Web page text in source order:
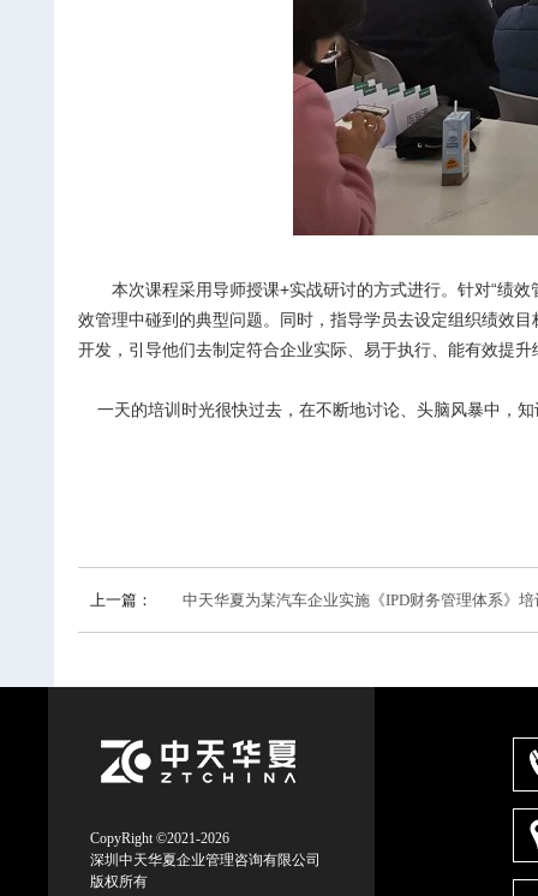
本次课程采用导师授课+实战研讨的方式进行。针对“绩
效管理中碰到的典型问题。同时，指导学员去设定组织绩效
开发，引导他们去制定符合企业实际、易于执行、能有效提
一天的培训时光很快过去，在不断地讨论、头脑风暴中，
上一篇： 中天华夏为某汽车企业实施《IPD财务管理体系》培
CopyRight ©2021-2026
深圳中天华夏企业管理咨询有限公司
版权所有